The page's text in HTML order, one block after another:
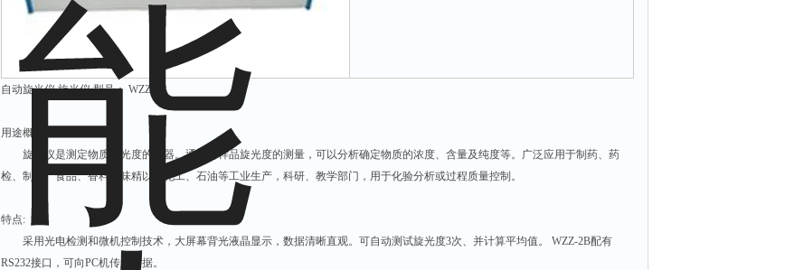
自动旋光仪 旋光仪 型号： WZZ-2B
用途概述:
旋光仪是测定物质旋光度的仪器。通过对样品旋光度的测量，可以分析确定物质的浓度、含量及纯度等。广泛应用于制药、药
检、制糖、食品、香料、味精以及化工、石油等工业生产，科研、教学部门，用于化验分析或过程质量控制。
特点:
采用光电检测和微机控制技术，大屏幕背光液晶显示，数据清晰直观。可自动测试旋光度3次、并计算平均值。 WZZ-2B配有
RS232接口，可向PC机传送数据。